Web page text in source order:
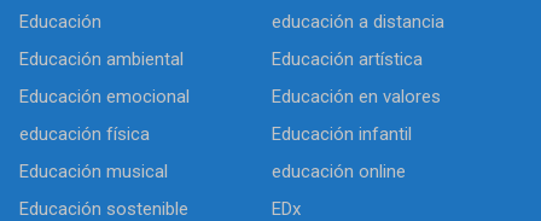
Educación
educación a distancia
Educación ambiental
Educación artística
Educación emocional
Educación en valores
educación física
Educación infantil
Educación musical
educación online
Educación sostenible
EDx